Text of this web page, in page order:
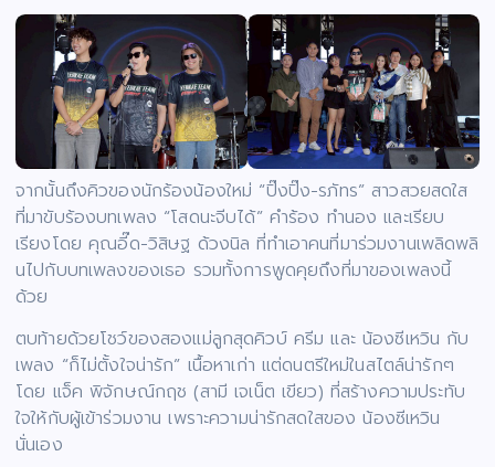
จากนั้นถึงคิวของนักร้องน้องใหม่ “ปิ๊งปิ๊ง-รภัทร” สาวสวยสดใส
ที่มาขับร้องบทเพลง “โสดนะจีบได้” คำร้อง ทำนอง และเรียบ
เรียงโดย คุณอี๊ด-วิสิษฐ ด้วงนิล ที่ทำเอาคนที่มาร่วมงานเพลิดพลิ
นไปกับบทเพลงของเธอ รวมทั้งการพูดคุยถึงที่มาของเพลงนี้
ด้วย
ตบท้ายด้วยโชว์ของสองแม่ลูกสุดคิวบ์ ครีม และ น้องซีเหวิน กับ
เพลง “ก็ไม่ตั้งใจน่ารัก” เนื้อหาเก่า แต่ดนตรีใหม่ในสไตล์น่ารักๆ
โดย แจ็ค พิจักษณ์กฤช (สามี เจเน็ต เขียว) ที่สร้างความประทับ
ใจให้กับผู้เข้าร่วมงาน เพราะความน่ารักสดใสของ น้องซีเหวิน
นั่นเอง